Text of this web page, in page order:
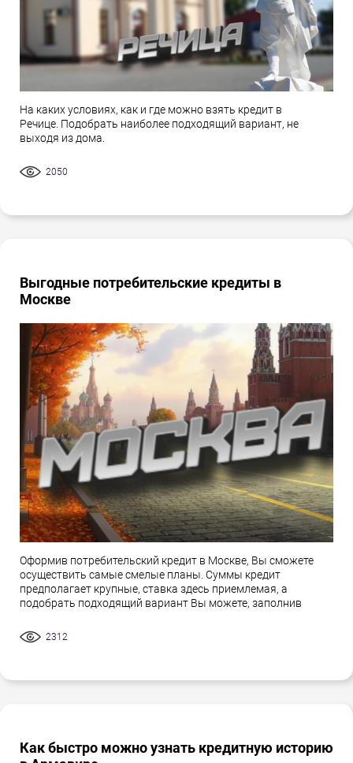
На каких условиях, как и где можно взять кредит в
Речице. Подобрать наиболее подходящий вариант, не
выходя из дома.
2050
Выгодные потребительские кредиты в
Москве
Оформив потребительский кредит в Москве, Вы сможете
осуществить самые смелые планы. Суммы кредит
предполагает крупные, ставка здесь приемлемая, а
подобрать подходящий вариант Вы можете, заполнив
2312
Как быстро можно узнать кредитную историю